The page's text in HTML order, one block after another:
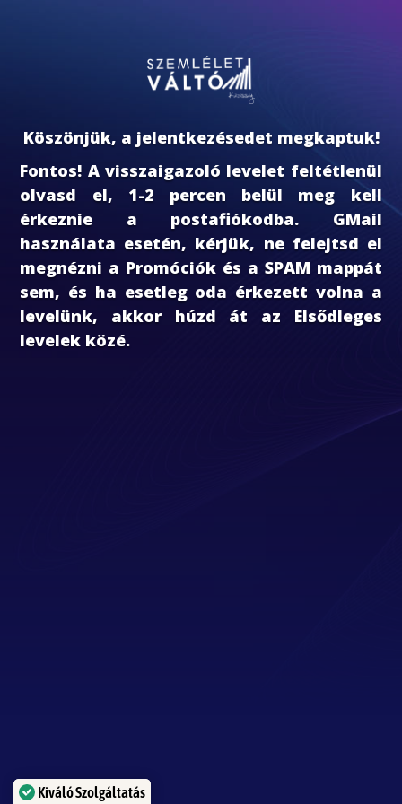
Köszönjük, a jelentkezésedet megkaptuk!
Fontos! A visszaigazoló levelet feltétlenül
olvasd el, 1-2 percen belül meg kell
érkeznie a postafiókodba. GMail
használata esetén, kérjük, ne felejtsd el
megnézni a Promóciók és a SPAM mappát
sem, és ha esetleg oda érkezett volna a
levelünk, akkor húzd át az Elsődleges
levelek közé.
Kiváló Szolgáltatás